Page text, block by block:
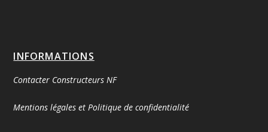
INFORMATIONS
Contacter Constructeurs NF
Mentions légales et Politique de confidentialité